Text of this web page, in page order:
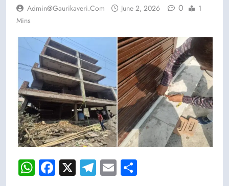
Admin@gaurikaveri.com June 2, 2026 0
1
Mins
WhatsApp
Facebook
X Telegram
Email